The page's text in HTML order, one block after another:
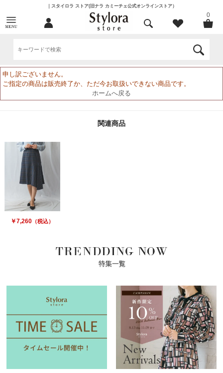
｜スタイロラ ストア(旧ナラ カミーチェ公式オンラインストア）
0
申し訳ございません。
ご指定の商品は販売終了か、ただ今お取扱いできない商品です。
ホームへ戻る
関連商品
￥7,260 （税込）